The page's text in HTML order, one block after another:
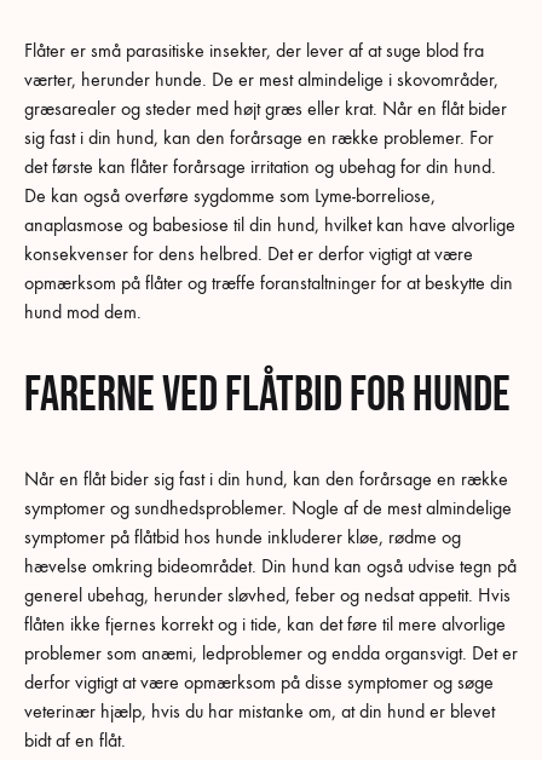
Flåter er små parasitiske insekter, der lever af at suge blod fra
værter, herunder hunde. De er mest almindelige i skovområder,
græsarealer og steder med højt græs eller krat. Når en flåt bider
sig fast i din hund, kan den forårsage en række problemer. For
det første kan flåter forårsage irritation og ubehag for din hund.
De kan også overføre sygdomme som Lyme-borreliose,
anaplasmose og babesiose til din hund, hvilket kan have alvorlige
konsekvenser for dens helbred. Det er derfor vigtigt at være
opmærksom på flåter og træffe foranstaltninger for at beskytte din
hund mod dem.
Farerne ved flåtbid for hunde
Når en flåt bider sig fast i din hund, kan den forårsage en række
symptomer og sundhedsproblemer. Nogle af de mest almindelige
symptomer på flåtbid hos hunde inkluderer kløe, rødme og
hævelse omkring bideområdet. Din hund kan også udvise tegn på
generel ubehag, herunder sløvhed, feber og nedsat appetit. Hvis
flåten ikke fjernes korrekt og i tide, kan det føre til mere alvorlige
problemer som anæmi, ledproblemer og endda organsvigt. Det er
derfor vigtigt at være opmærksom på disse symptomer og søge
veterinær hjælp, hvis du har mistanke om, at din hund er blevet
bidt af en flåt.